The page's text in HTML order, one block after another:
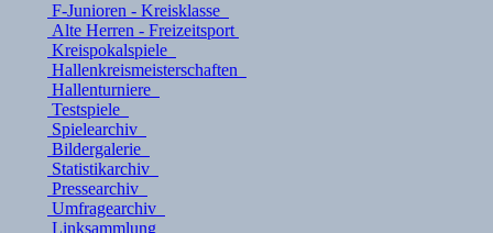
F-Junioren - Kreisklasse
Alte Herren - Freizeitsport
Kreispokalspiele
Hallenkreismeisterschaften
Hallenturniere
Testspiele
Spielearchiv
Bildergalerie
Statistikarchiv
Pressearchiv
Umfragearchiv
Linksammlung